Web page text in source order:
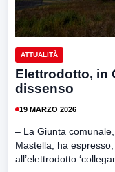
ATTUALITÀ
Elettrodotto, in
dissenso
19 MARZO 2026
– La Giunta
Mastella, ha
all’elettrodotto